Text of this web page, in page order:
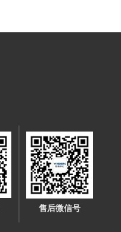
售后微信号